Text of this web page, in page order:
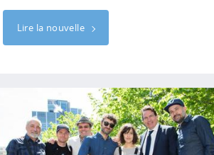
Lire la nouvelle